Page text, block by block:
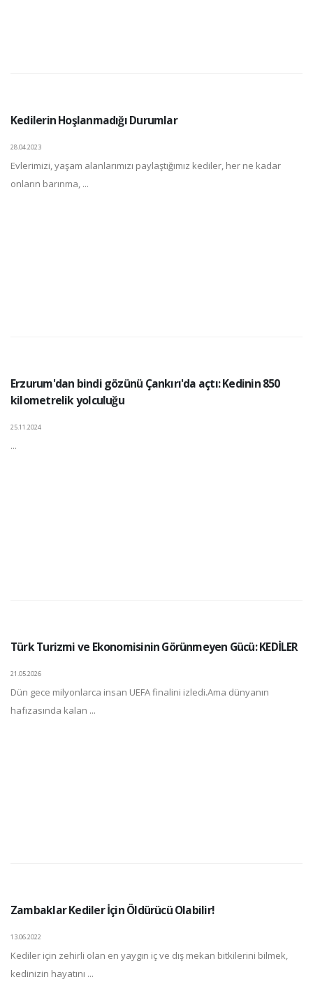
Kedilerin Hoşlanmadığı Durumlar
28.04.2023
Evlerimizi, yaşam alanlarımızı paylaştığımız kediler, her ne kadar
onların barınma, ...
Erzurum'dan bindi gözünü Çankırı'da açtı: Kedinin 850
kilometrelik yolculuğu
25.11.2024
...
Türk Turizmi ve Ekonomisinin Görünmeyen Gücü: KEDİLER
21.05.2026
Dün gece milyonlarca insan UEFA finalini izledi.Ama dünyanın
hafızasında kalan ...
Zambaklar Kediler İçin Öldürücü Olabilir!
13.06.2022
Kediler için zehirli olan en yaygın iç ve dış mekan bitkilerini bilmek,
kedinizin hayatını ...